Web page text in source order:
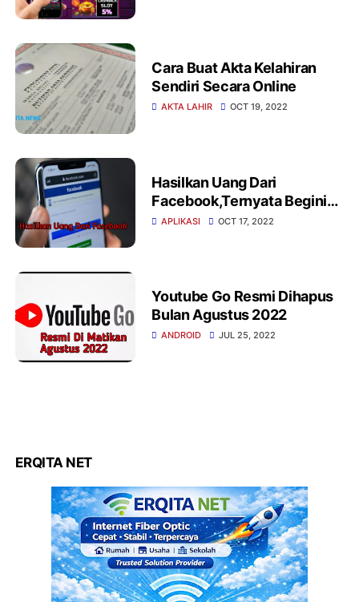
Cara Buat Akta Kelahiran
Sendiri Secara Online
AKTA LAHIR OCT 19, 2022
Hasilkan Uang Dari
Facebook,Ternyata Begini
Cara Caranya
APLIKASI OCT 17, 2022
Youtube Go Resmi Dihapus
Bulan Agustus 2022
ANDROID JUL 25, 2022
ERQITA NET